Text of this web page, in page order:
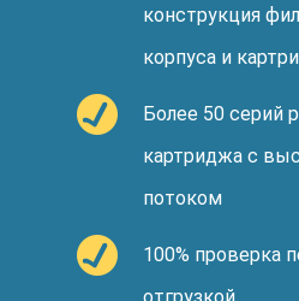
конструкция
корпуса и
Более 50 серий
картриджа с
потоком
100% проверка